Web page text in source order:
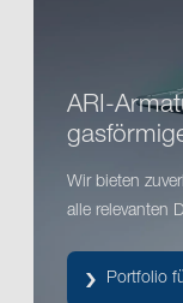
ARI-
Wir bieten
alle relevanten
Portfolio